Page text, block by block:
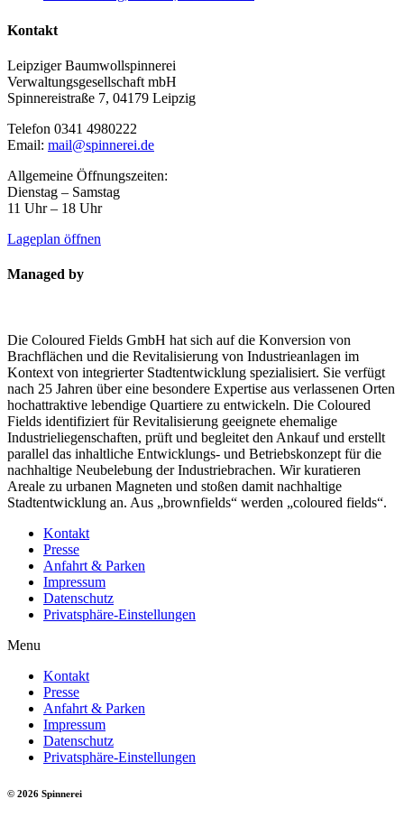
Kontakt
Leipziger Baumwollspinnerei
Verwaltungsgesellschaft mbH
Spinnereistraße 7, 04179 Leipzig
Telefon 0341 4980222
Email: mail@spinnerei.de
Allgemeine Öffnungszeiten:
Dienstag – Samstag
11 Uhr – 18 Uhr
Lageplan öffnen
Managed by
Die Coloured Fields GmbH hat sich auf die Konversion von
Brachflächen und die Revitalisierung von Industrieanlagen im
Kontext von integrierter Stadtentwicklung spezialisiert. Sie verfügt
nach 25 Jahren über eine besondere Expertise aus verlassenen Orten
hochattraktive lebendige Quartiere zu entwickeln. Die Coloured
Fields identifiziert für Revitalisierung geeignete ehemalige
Industrieliegenschaften, prüft und begleitet den Ankauf und erstellt
parallel das inhaltliche Entwicklungs- und Betriebskonzept für die
nachhaltige Neubelebung der Industriebrachen. Wir kuratieren
Areale zu urbanen Magneten und stoßen damit nachhaltige
Stadtentwicklung an. Aus „brownfields“ werden „coloured fields“.
Kontakt
Presse
Anfahrt & Parken
Impressum
Datenschutz
Privatsphäre-Einstellungen
Menu
Kontakt
Presse
Anfahrt & Parken
Impressum
Datenschutz
Privatsphäre-Einstellungen
© 2026 Spinnerei